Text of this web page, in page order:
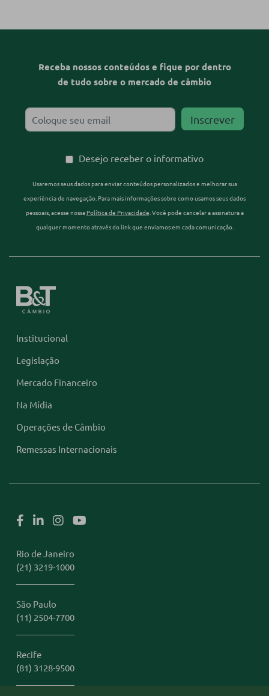
Institucional
Legislação
Mercado Financeiro
Na Mídia
Operações de Câmbio
Remessas Internacionais
Receba nossos conteúdos e fique por dentro
de tudo sobre o mercado de câmbio
Desejo receber o informativo
Usaremos seus dados para enviar conteúdos personalizados e melhorar sua
experiência de navegação. Para mais informações sobre como usamos seus dados
pessoais, acesse nossa Política de Privacidade. Você pode cancelar a assinatura a
qualquer momento através do link que enviamos em cada comunicação.
Rio de Janeiro
(21) 3219-1000
São Paulo
(11) 2504-7700
Recife
(81) 3128-9500